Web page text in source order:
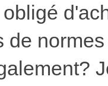
de